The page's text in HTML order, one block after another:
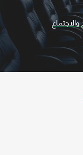
والاجتماع